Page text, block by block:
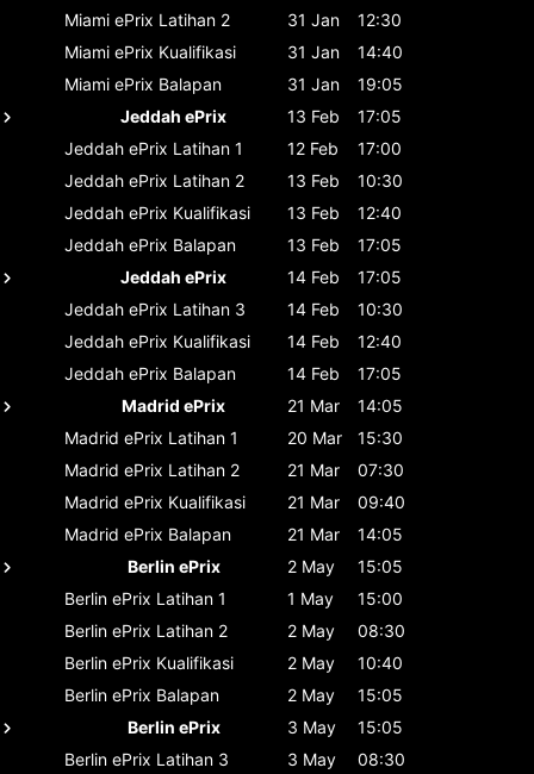
Miami ePrix Latihan 2 31 Jan
12:30
Miami ePrix Kualifikasi 31 Jan
14:40
Miami ePrix Balapan 31 Jan
19:05
Jeddah ePrix
13 Feb
17:05
Jeddah ePrix Latihan 1 12 Feb
17:00
Jeddah ePrix Latihan 2 13 Feb
10:30
Jeddah ePrix Kualifikasi 13 Feb
12:40
Jeddah ePrix Balapan 13 Feb
17:05
Jeddah ePrix
14 Feb
17:05
Jeddah ePrix Latihan 3 14 Feb
10:30
Jeddah ePrix Kualifikasi 14 Feb
12:40
Jeddah ePrix Balapan 14 Feb
17:05
Madrid ePrix
21 Mar
14:05
Madrid ePrix Latihan 1 20 Mar
15:30
Madrid ePrix Latihan 2 21 Mar
07:30
Madrid ePrix Kualifikasi 21 Mar
09:40
Madrid ePrix Balapan 21 Mar
14:05
Berlin ePrix
2 May
15:05
Berlin ePrix Latihan 1 1 May
15:00
Berlin ePrix Latihan 2 2 May
08:30
Berlin ePrix Kualifikasi 2 May
10:40
Berlin ePrix Balapan 2 May
15:05
Berlin ePrix
3 May
15:05
Berlin ePrix Latihan 3 3 May
08:30